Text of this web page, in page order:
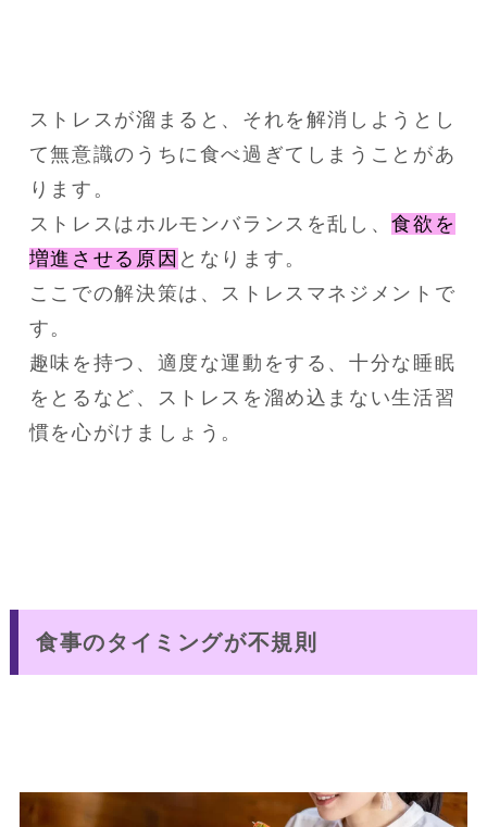
ストレスが溜まると、それを解消しようとし
て無意識のうちに食べ過ぎてしまうことがあ
ります。
ストレスはホルモンバランスを乱し、食欲を
増進させる原因 となります。
ここでの解決策は、ストレスマネジメントで
す。
趣味を持つ、適度な運動をする、十分な睡眠
をとるなど、ストレスを溜め込まない生活習
慣を心がけましょう。
食事のタイミングが不規則